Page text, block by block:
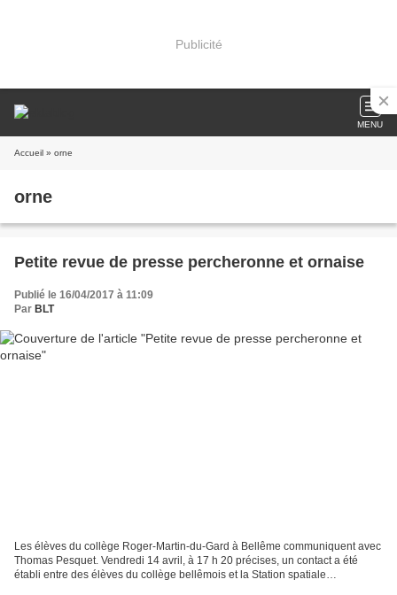
Publicité
MENU
Accueil » orne
orne
Petite revue de presse percheronne et ornaise
Publié le 16/04/2017 à 11:09
Par BLT
Les élèves du collège Roger-Martin-du-Gard à Bellême communiquent avec
Thomas Pesquet. Vendredi 14 avril, à 17 h 20 précises, un contact a été
établi entre des élèves du collège bellêmois et la Station spatiale